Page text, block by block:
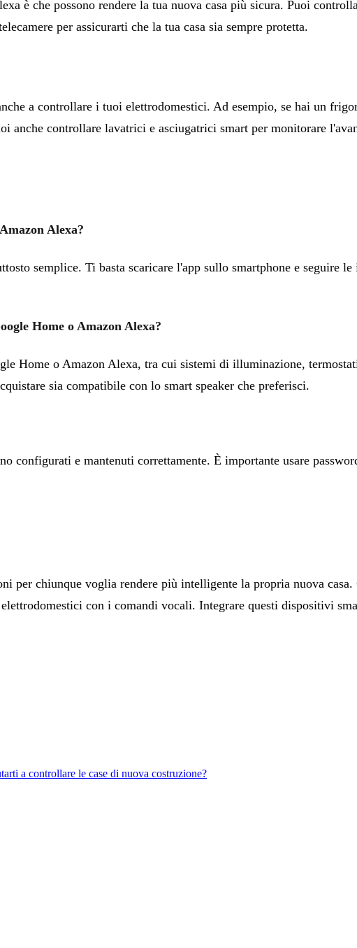
è che possono rendere la tua nuova casa più sicura. Puoi
per assicurarti che la tua casa sia sempre protetta.
a controllare i tuoi elettrodomestici. Ad esempio, se hai un
anche controllare lavatrici e asciugatrici smart per monitorare
Alexa?
semplice. Ti basta scaricare l'app sullo smartphone e seguire
Home o Amazon Alexa?
Home o Amazon Alexa, tra cui sistemi di illuminazione,
sia compatibile con lo smart speaker che preferisci.
configurati e mantenuti correttamente. È importante usare
per chiunque voglia rendere più intelligente la propria nuova
con i comandi vocali. Integrare questi dispositivi
a controllare le case di nuova costruzione?